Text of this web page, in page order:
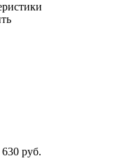
630 руб.